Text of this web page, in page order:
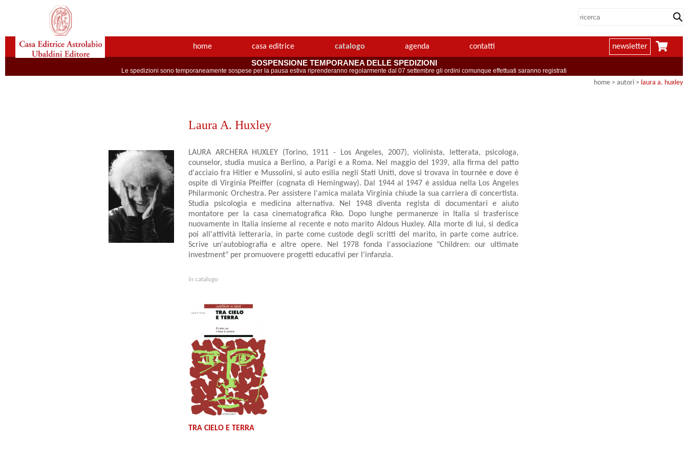
home casa editrice catalogo agenda contatti newsletter
SOSPENSIONE TEMPORANEA DELLE SPEDIZIONI
Le spedizioni sono temporaneamente sospese per la pausa estiva riprenderanno regolarmente dal 07 settembre gli ordini comunque effettuati saranno registrati
home > autori > laura a. huxley
Laura A. Huxley
LAURA ARCHERA HUXLEY (Torino, 1911 - Los Angeles, 2007), violinista, letterata, psicologa,
counselor, studia musica a Berlino, a Parigi e a Roma. Nel maggio del 1939, alla firma del patto
d'acciaio fra Hitler e Mussolini, si auto esilia negli Stati Uniti, dove si trovava in tournée e dove è
ospite di Virginia Pfeiffer (cognata di Hemingway). Dal 1944 al 1947 è assidua nella Los Angeles
Philarmonic Orchestra. Per assistere l'amica malata Virginia chiude la sua carriera di concertista.
Studia psicologia e medicina alternativa. Nel 1948 diventa regista di documentari e aiuto
montatore per la casa cinematografica Rko. Dopo lunghe permanenze in Italia si trasferisce
nuovamente in Italia insieme al recente e noto marito Aldous Huxley. Alla morte di lui, si dedica
poi all'attività letteraria, in parte come custode degli scritti del marito, in parte come autrice.
Scrive un'autobiografia e altre opere. Nel 1978 fonda l'associazione "Children: our ultimate
investment" per promuovere progetti educativi per l'infanzia.
in catalogo
TRA CIELO E TERRA